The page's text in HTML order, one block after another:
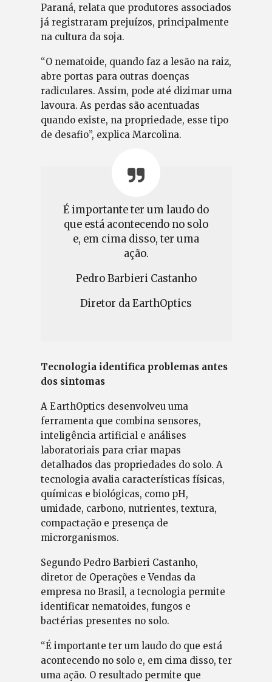
Paraná, relata que produtores associados
já registraram prejuízos, principalmente
na cultura da soja.
“O nematoide, quando faz a lesão na raiz,
abre portas para outras doenças
radiculares. Assim, pode até dizimar uma
lavoura. As perdas são acentuadas
quando existe, na propriedade, esse tipo
de desafio”, explica Marcolina.
É importante ter um laudo do
que está acontecendo no solo
e, em cima disso, ter uma
ação.
Pedro Barbieri Castanho
Diretor da EarthOptics
Tecnologia identifica problemas antes
dos sintomas
A EarthOptics desenvolveu uma
ferramenta que combina sensores,
inteligência artificial e análises
laboratoriais para criar mapas
detalhados das propriedades do solo. A
tecnologia avalia características físicas,
químicas e biológicas, como pH,
umidade, carbono, nutrientes, textura,
compactação e presença de
microrganismos.
Segundo Pedro Barbieri Castanho,
diretor de Operações e Vendas da
empresa no Brasil, a tecnologia permite
identificar nematoides, fungos e
bactérias presentes no solo.
“É importante ter um laudo do que está
acontecendo no solo e, em cima disso, ter
uma ação. O resultado permite que